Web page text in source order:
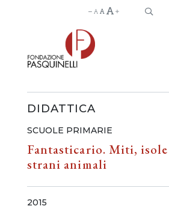
DIDATTICA
SCUOLE PRIMARIE
Fantasticario. Miti,
strani animali
2015